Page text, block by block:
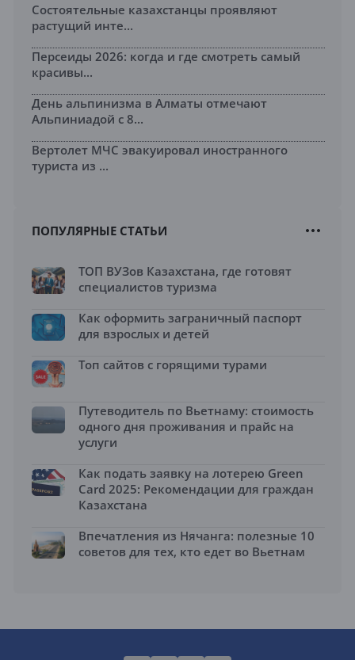
Состоятельные казахстанцы проявляют
растущий инте...
Персеиды 2026: когда и где смотреть самый
красивы...
День альпинизма в Алматы отмечают
Альпиниадой с 8...
Вертолет МЧС эвакуировал иностранного
туриста из ...
ПОПУЛЯРНЫЕ СТАТЬИ
ТОП ВУЗов Казахстана, где готовят
специалистов туризма
Как оформить заграничный паспорт
для взрослых и детей
Топ сайтов с горящими турами
Путеводитель по Вьетнаму: стоимость
одного дня проживания и прайс на
услуги
Как подать заявку на лотерею Green
Card 2025: Рекомендации для граждан
Казахстана
Впечатления из Нячанга: полезные 10
советов для тех, кто едет во Вьетнам